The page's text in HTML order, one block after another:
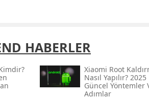
HABERLER
Xiaomi Root
Nasıl Yapılır? 2025
Güncel Yöntemler
Adımlar